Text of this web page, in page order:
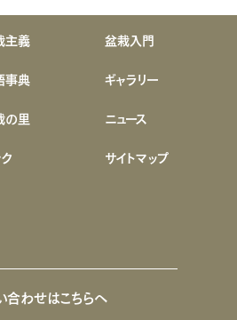
主義
盆栽入門
事典
ギャラリー
の里
ニュース
サイトマップ
合わせはこちらへ